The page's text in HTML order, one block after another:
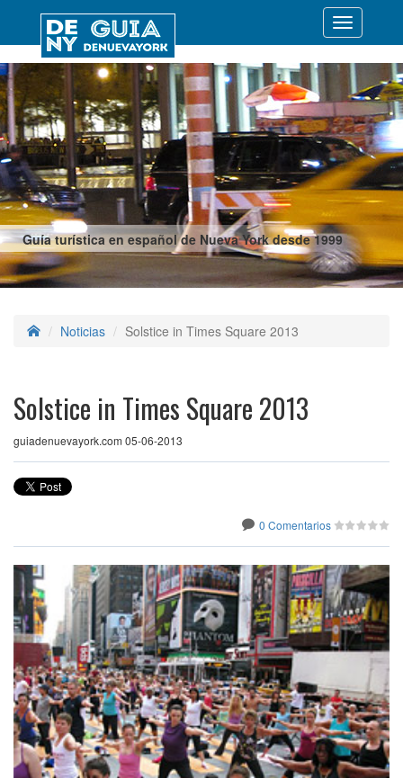
Guía turística en español de Nueva York desde 1999
Desplegar
Noticias Solstice in Times Square 2013
Solstice in Times Square 2013
guiadenuevayork.com 05-06-2013
0 Comentarios